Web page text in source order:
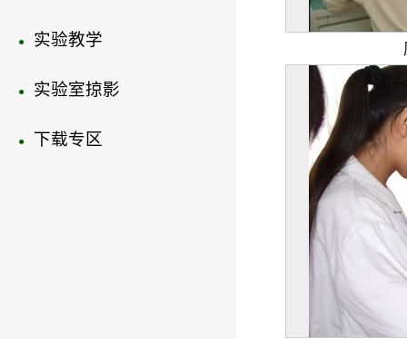
● 实验教学
● 实验室掠影
● 下载专区